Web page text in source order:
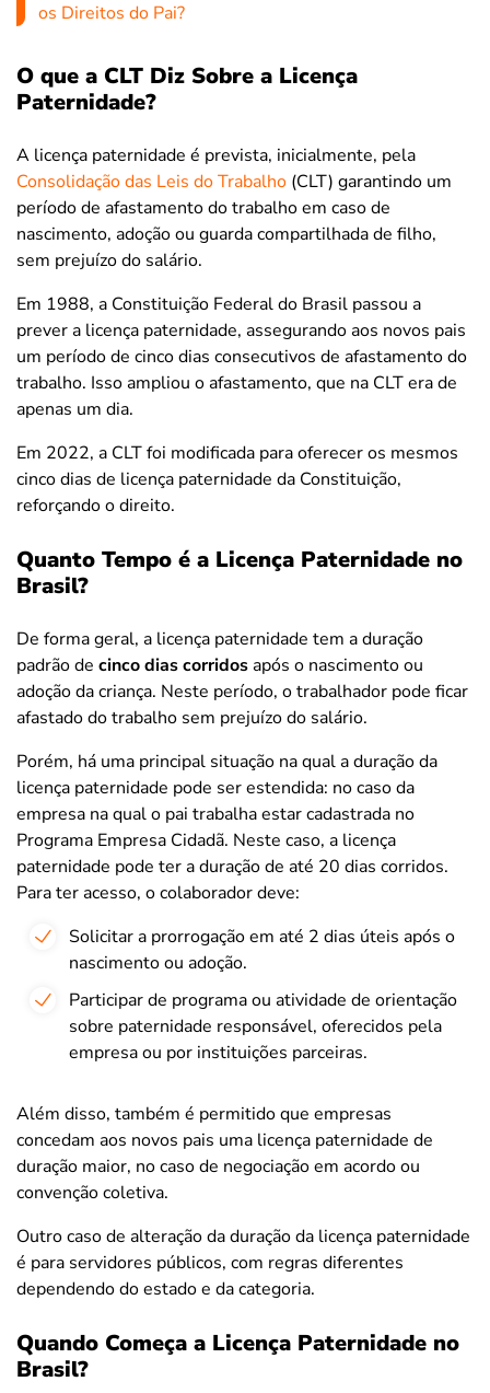
os Direitos do Pai?
O que a CLT Diz Sobre a Licença
Paternidade?
A licença paternidade é prevista, inicialmente, pela
Consolidação das Leis do Trabalho (CLT) garantindo um
período de afastamento do trabalho em caso de
nascimento, adoção ou guarda compartilhada de filho,
sem prejuízo do salário.
Em 1988, a Constituição Federal do Brasil passou a
prever a licença paternidade, assegurando aos novos pais
um período de cinco dias consecutivos de afastamento do
trabalho. Isso ampliou o afastamento, que na CLT era de
apenas um dia.
Em 2022, a CLT foi modificada para oferecer os mesmos
cinco dias de licença paternidade da Constituição,
reforçando o direito.
Quanto Tempo é a Licença Paternidade no
Brasil?
De forma geral, a licença paternidade tem a duração
padrão de cinco dias corridosapós o nascimento ou
adoção da criança. Neste período, o trabalhador pode ficar
afastado do trabalho sem prejuízo do salário.
Porém, há uma principal situação na qual a duração da
licença paternidade pode ser estendida: no caso da
empresa na qual o pai trabalha estar cadastrada no
Programa Empresa Cidadã. Neste caso, a licença
paternidade pode ter a duração de até 20 dias corridos.
Para ter acesso, o colaborador deve:
Solicitar a prorrogação em até 2 dias úteis após o
nascimento ou adoção.
Participar de programa ou atividade de orientação
sobre paternidade responsável, oferecidos pela
empresa ou por instituições parceiras.
Além disso, também é permitido que empresas
concedam aos novos pais uma licença paternidade de
duração maior, no caso de negociação em acordo ou
convenção coletiva.
Outro caso de alteração da duração da licença paternidade
é para servidores públicos, com regras diferentes
dependendo do estado e da categoria.
Quando Começa a Licença Paternidade no
Brasil?